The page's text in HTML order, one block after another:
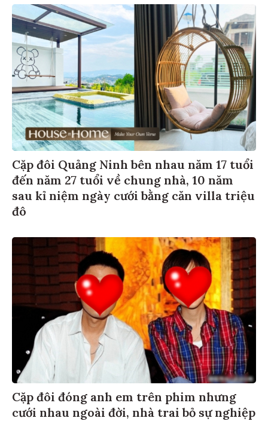
Cặp đôi Quảng Ninh bên nhau năm 17 tuổi
đến năm 27 tuổi về chung nhà, 10 năm
sau kỉ niệm ngày cưới bằng căn villa triệu
đô
Cặp đôi đóng anh em trên phim nhưng
cưới nhau ngoài đời, nhà trai bỏ sự nghiệp